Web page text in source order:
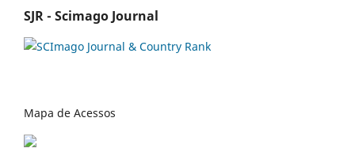
SJR - Scimago Journal
Mapa de Acessos